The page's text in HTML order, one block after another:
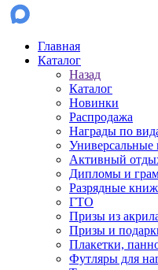
Главная
Каталог
Назад
Каталог
Новинки
Распродажа
Награды по
Универсальные
Активный
Дипломы и
Разрядные
ГТО
Призы из
Призы и
Плакетки,
Футляры для